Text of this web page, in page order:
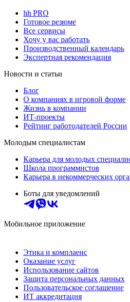
hh PRO
Готовое резюме
Все сервисы
Хочу у вас работать
Производственный календарь
Экспертная рекомендация
Новости и статьи
Блог
О компаниях в игровой форме
Жизнь в компании
ИТ-проекты
Рейтинг работодателей России
Молодым специалистам
Карьера для молодых
Школа программистов
Карьера в некоммерческих
Боты для уведомлений
Мобильное приложение
Этика и комплаенс
Оказание услуг
Использование сайтов
Защита персональных данных
Пользовательское соглашение
ИТ аккредитация